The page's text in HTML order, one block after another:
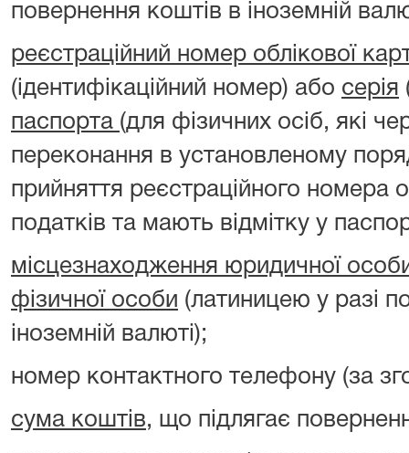
повернення коштів в іноземній
реєстраційний номер облікової
(ідентифікаційний номер) або серія
паспорта (для фізичних осіб, які
переконання в установленому
прийняття реєстраційного номера
податків та мають відмітку у
місцезнаходження юридичної
фізичної особи (латиницею у разі
іноземній валюті);
номер контактного телефону (за
сума коштів, що підлягає